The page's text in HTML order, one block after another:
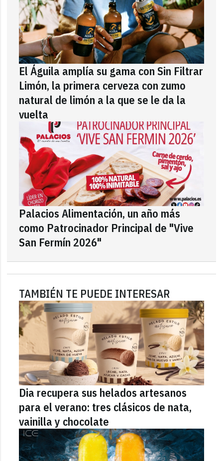
El Águila amplía su gama con Sin Filtrar
Limón, la primera cerveza con zumo
natural de limón a la que se le da la
vuelta
Palacios Alimentación, un año más
como Patrocinador Principal de "Vive
San Fermín 2026"
TAMBIÉN TE PUEDE INTERESAR
Dia recupera sus helados artesanos
para el verano: tres clásicos de nata,
vainilla y chocolate